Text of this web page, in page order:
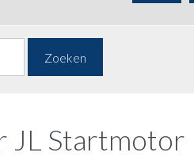
Zoeken
JL Startmotor